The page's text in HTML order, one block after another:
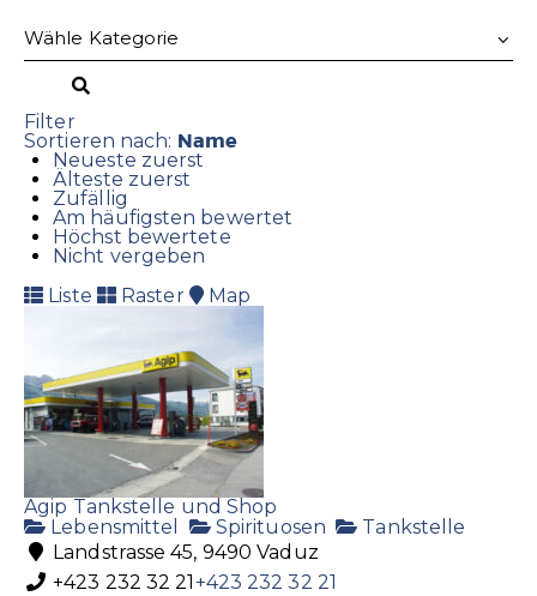
Filter
Sortieren nach: Name
Neueste zuerst
Älteste zuerst
Zufällig
Am häufigsten bewertet
Höchst bewertete
Nicht vergeben
Liste
Raster Map
Agip Tankstelle und Shop
Lebensmittel
Spirituosen
Tankstelle
Landstrasse 45, 9490 Vaduz
+423 232 32 21 +423 232 32 21